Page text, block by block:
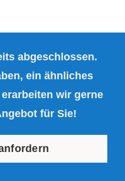
abgeschlossen.
ein ähnliches
wir gerne
für Sie!